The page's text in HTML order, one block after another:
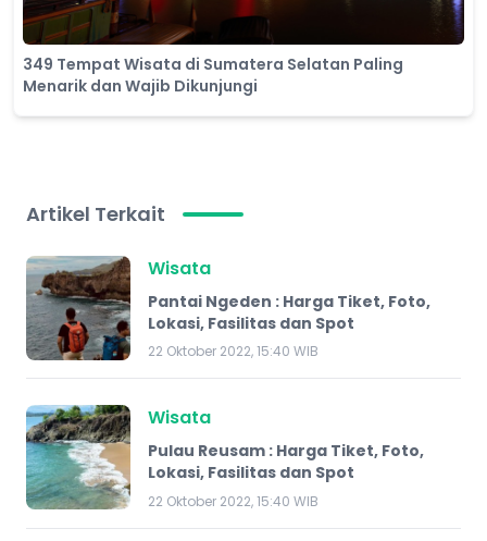
349 Tempat Wisata di Sumatera Selatan Paling
Menarik dan Wajib Dikunjungi
Artikel Terkait
Wisata
Pantai Ngeden : Harga Tiket, Foto,
Lokasi, Fasilitas dan Spot
22 Oktober 2022, 15:40 WIB
Wisata
Pulau Reusam : Harga Tiket, Foto,
Lokasi, Fasilitas dan Spot
22 Oktober 2022, 15:40 WIB